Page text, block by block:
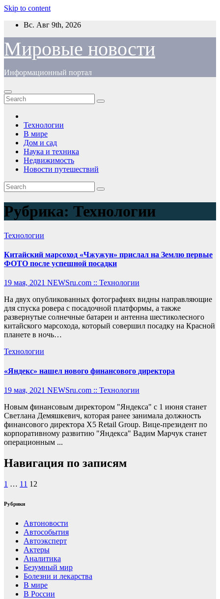
Skip to content
Вс. Авг 9th, 2026
Мировые новости
Информационный портал
Технологии
В мире
Дом и сад
Наука и техника
Недвижимость
Новости путешествий
Рубрика: Технологии
Технологии
Китайский марсоход «Чжужун» прислал на Землю первые
ФОТО после успешной посадки
19 мая, 2021 NEWSru.com :: Технологии
На двух опубликованных фотографиях видны направляющие
для спуска ровера с посадочной платформы, а также
развернутые солнечные батареи и антенна шестиколесного
китайского марсохода, который совершил посадку на Красной
планете в ночь…
Технологии
«Яндекс» нашел нового финансового директора
19 мая, 2021 NEWSru.com :: Технологии
Новым финансовым директором "Яндекса" с 1 июня станет
Светлана Демяшкевич, которая ранее занимала должность
финансового директора X5 Retail Group. Вице-президент по
корпоративному развитию "Яндекса" Вадим Марчук станет
операционным ...
Навигация по записям
1 … 11 12
Рубрики
Автоновости
Автособытия
Автоэксперт
Актеры
Аналитика
Безумный мир
Болезни и лекарства
В мире
В России